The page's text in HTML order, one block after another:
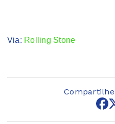
Via: Rolling Stone